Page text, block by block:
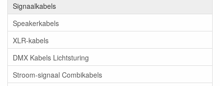
Signaalkabels
Speakerkabels
XLR-kabels
DMX Kabels Lichtsturing
Stroom-signaal Combikabels